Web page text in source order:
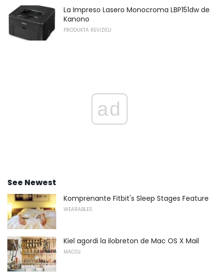
La Impreso Lasero Monocroma LBP151dw de
Kanono
PRODUKTA REVIZIOJ
ad
See Newest
Komprenante Fitbit's Sleep Stages Feature
WEARABLES
Kiel agordi la ilobreton de Mac OS X Mail
MACOJ